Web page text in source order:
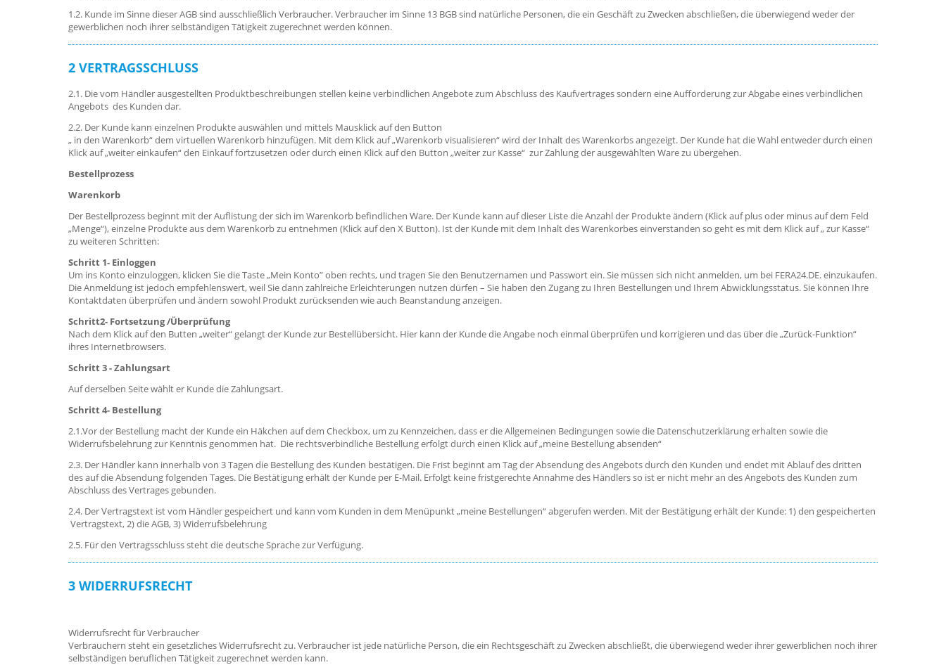
1.2. Kunde im Sinne dieser AGB sind ausschließlich Verbraucher. Verbraucher im Sinne 13 BGB sind natürliche Personen, die ein Geschäft zu Zwecken abschließen, die überwiegend weder der
gewerblichen noch ihrer selbständigen Tätigkeit zugerechnet werden können.
2 VERTRAGSSCHLUSS
2.1. Die vom Händler ausgestellten Produktbeschreibungen stellen keine verbindlichen Angebote zum Abschluss des Kaufvertrages sondern eine Aufforderung zur Abgabe eines verbindlichen
Angebots des Kunden dar.
2.2. Der Kunde kann einzelnen Produkte auswählen und mittels Mausklick auf den Button
„ in den Warenkorb“ dem virtuellen Warenkorb hinzufügen. Mit dem Klick auf „Warenkorb visualisieren“ wird der Inhalt des Warenkorbs angezeigt. Der Kunde hat die Wahl entweder durch einen
Klick auf „weiter einkaufen“ den Einkauf fortzusetzen oder durch einen Klick auf den Button „weiter zur Kasse“ zur Zahlung der ausgewählten Ware zu übergehen.
Bestellprozess
Warenkorb
Der Bestellprozess beginnt mit der Auflistung der sich im Warenkorb befindlichen Ware. Der Kunde kann auf dieser Liste die Anzahl der Produkte ändern (Klick auf plus oder minus auf dem Feld
„Menge“), einzelne Produkte aus dem Warenkorb zu entnehmen (Klick auf den X Button). Ist der Kunde mit dem Inhalt des Warenkorbes einverstanden so geht es mit dem Klick auf „ zur Kasse“
zu weiteren Schritten:
Schritt 1- Einloggen
Um ins Konto einzuloggen, klicken Sie die Taste „Mein Konto” oben rechts, und tragen Sie den Benutzernamen und Passwort ein. Sie müssen sich nicht anmelden, um bei FERA24.DE. einzukaufen.
Die Anmeldung ist jedoch empfehlenswert, weil Sie dann zahlreiche Erleichterungen nutzen dürfen – Sie haben den Zugang zu Ihren Bestellungen und Ihrem Abwicklungsstatus. Sie können Ihre
Kontaktdaten überprüfen und ändern sowohl Produkt zurücksenden wie auch Beanstandung anzeigen.
Schritt2- Fortsetzung /Überprüfung
Nach dem Klick auf den Butten „weiter“ gelangt der Kunde zur Bestellübersicht. Hier kann der Kunde die Angabe noch einmal überprüfen und korrigieren und das über die „Zurück-Funktion“
ihres Internetbrowsers.
Schritt 3 - Zahlungsart
Auf derselben Seite wählt er Kunde die Zahlungsart.
Schritt 4- Bestellung
2.1.Vor der Bestellung macht der Kunde ein Häkchen auf dem Checkbox, um zu Kennzeichen, dass er die Allgemeinen Bedingungen sowie die Datenschutzerklärung erhalten sowie die
Widerrufsbelehrung zur Kenntnis genommen hat. Die rechtsverbindliche Bestellung erfolgt durch einen Klick auf „meine Bestellung absenden“
2.3. Der Händler kann innerhalb von 3 Tagen die Bestellung des Kunden bestätigen. Die Frist beginnt am Tag der Absendung des Angebots durch den Kunden und endet mit Ablauf des dritten
des auf die Absendung folgenden Tages. Die Bestätigung erhält der Kunde per E-Mail. Erfolgt keine fristgerechte Annahme des Händlers so ist er nicht mehr an des Angebots des Kunden zum
Abschluss des Vertrages gebunden.
2.4. Der Vertragstext ist vom Händler gespeichert und kann vom Kunden in dem Menüpunkt „meine Bestellungen“ abgerufen werden. Mit der Bestätigung erhält der Kunde: 1) den gespeicherten
Vertragstext, 2) die AGB, 3) Widerrufsbelehrung
2.5. Für den Vertragsschluss steht die deutsche Sprache zur Verfügung.
3 WIDERRUFSRECHT
Widerrufsrecht für Verbraucher
Verbrauchern steht ein gesetzliches Widerrufsrecht zu. Verbraucher ist jede natürliche Person, die ein Rechtsgeschäft zu Zwecken abschließt, die überwiegend weder ihrer gewerblichen noch ihrer
selbständigen beruflichen Tätigkeit zugerechnet werden kann.